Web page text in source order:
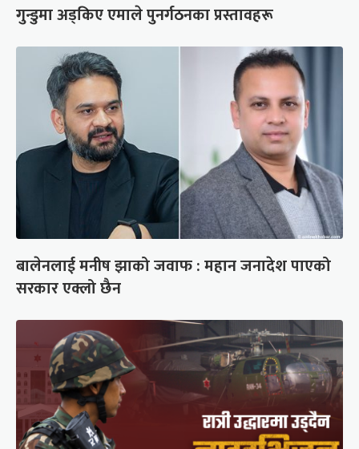
गुन्डुमा अड्किए एमाले पुनर्गठनका प्रस्तावहरू
बालेनलाई मनीष झाको जवाफ : महान जनादेश पाएको
सरकार एक्लो छैन